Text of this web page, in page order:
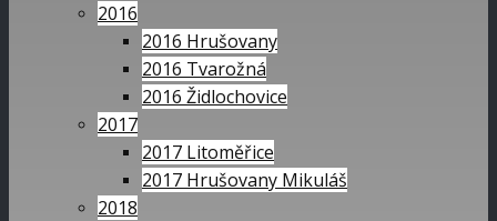
2016
2016 Hrušovany
2016 Tvarožná
2016 Židlochovice
2017
2017 Litoměřice
2017 Hrušovany Mikuláš
2018